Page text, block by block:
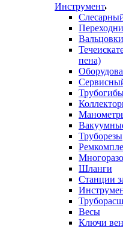
Инструмент
Вальцовки
пена)
Труборезы
Шланги
Станции
Весы
Ключи